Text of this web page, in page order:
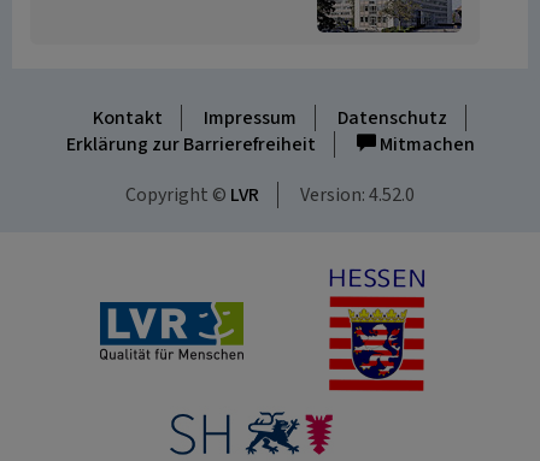
Kontakt Impressum
Datenschutz
Erklärung zur Barrierefreiheit
Mitmachen
Copyright © LVR Version: 4.52.0